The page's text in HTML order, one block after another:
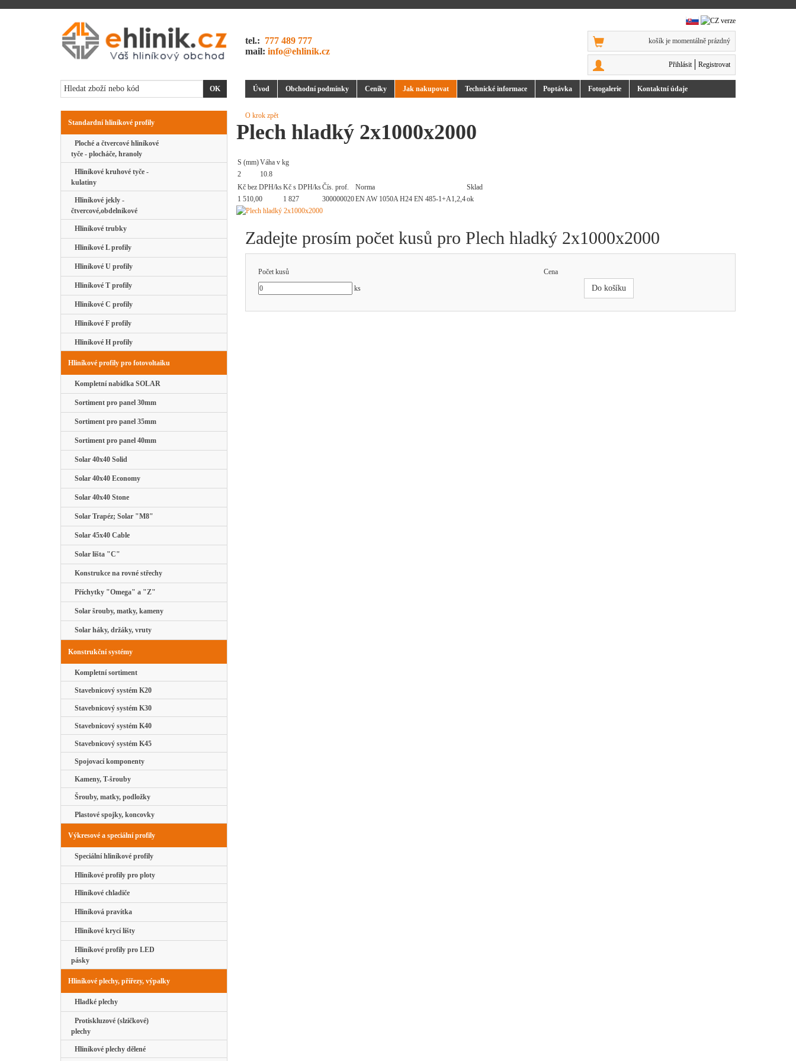
tel.: 777 489 777
mail: info@ehlinik.cz
košík je momentálně prázdný
Přihlásit Registrovat
Úvod Obchodní podmínky Ceníky Jak nakupovat Technické informace Poptávka Fotogalerie Kontaktní údaje
Standardní hliníkové profily
Ploché a čtvercové hliníkové
tyče - plocháče, hranoly
Hliníkové kruhové tyče -
kulatiny
Hliníkové jekly -
čtvercové,obdelníkové
Hliníkové trubky
Hliníkové L profily
Hliníkové U profily
Hliníkové T profily
Hliníkové C profily
Hliníkové F profily
Hliníkové H profily
Hliníkové profily pro fotovoltaiku
Kompletní nabídka SOLAR
Sortiment pro panel 30mm
Sortiment pro panel 35mm
Sortiment pro panel 40mm
Solar 40x40 Solid
Solar 40x40 Economy
Solar 40x40 Stone
Solar Trapéz; Solar "M8"
Solar 45x40 Cable
Solar lišta "C"
Konstrukce na rovné střechy
Příchytky "Omega" a "Z"
Solar šrouby, matky, kameny
Solar háky, držáky, vruty
Konstrukční systémy
Kompletní sortiment
Stavebnicový systém K20
Stavebnicový systém K30
Stavebnicový systém K40
Stavebnicový systém K45
Spojovací komponenty
Kameny, T-šrouby
Šrouby, matky, podložky
Plastové spojky, koncovky
Výkresové a speciální profily
Speciální hliníkové profily
Hliníkové profily pro ploty
Hliníkové chladiče
Hliníková pravítka
Hliníkové krycí lišty
Hliníkové profily pro LED
pásky
Hliníkové plechy, přířezy, výpalky
Hladké plechy
Protiskluzové (slzičkové)
plechy
Hliníkové plechy dělené
O krok zpět
Plech hladký 2x1000x2000
S (mm)Váha v kg
2
10.8
Kč bez DPH/ksKč s DPH/ksČís. prof. Norma
Sklad
1 510,00
1 827 300000020EN AW 1050A H24 EN 485-1+A1,2,4ok
Zadejte prosím počet kusů pro Plech hladký 2x1000x2000
Počet kusů
Cena
ks
Do košíku